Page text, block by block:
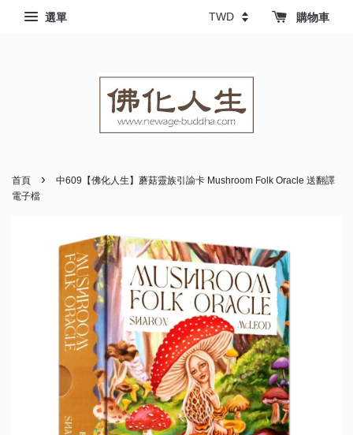
選單 購物車
首頁 ›
中609【佛化人生】蘑菇靈族引諭卡 Mushroom Folk Oracle 送翻譯
電子檔